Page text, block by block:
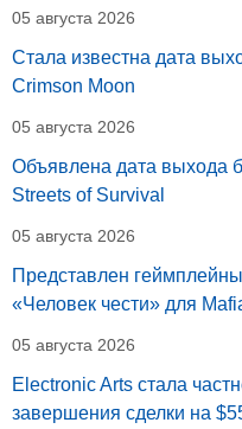
05 августа 2026
Стала известна дата
Crimson Moon
05 августа 2026
Объявлена дата выхода
Streets of Survival
05 августа 2026
Представлен
«Человек чести» для
05 августа 2026
Electronic Arts стала
завершения сделки на